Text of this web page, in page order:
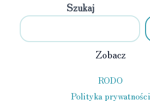
Szukaj
Zobacz
RODO
Polityka prywatności